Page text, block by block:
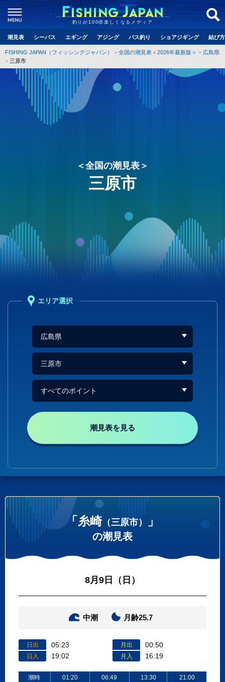
釣りが100倍楽しくなるメディア
潮見表 シーバス エギング アジング バス釣り ショアジギング 結び
FISHING JAPAN（フィッシングジャパン） 全国の潮見表＜2026年最新版＞
広島県
三原市
＜全国の潮見表＞
三原市
エリア選択
潮見表を見る
「糸崎（三原市） 」
の潮見表
8月9日（日）
中潮 月齢25.7
日出 05:23
日入 19:02
月出 00:50
月入 16:19
潮時 01:20 06:49 13:30 21:00